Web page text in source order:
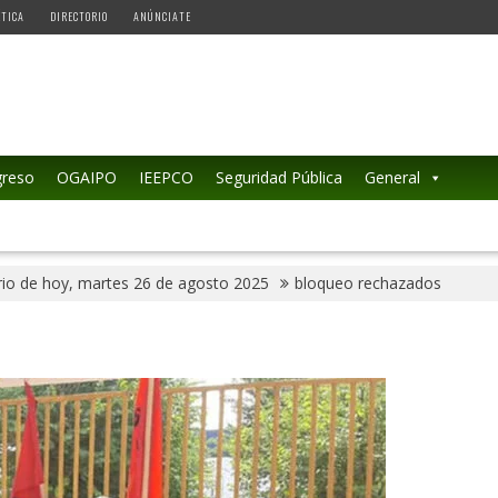
DIRECTORIO ANÚNCIATE
OGAIPO IEEPCO Seguridad Pública General
de hoy, martes 26 de agosto 2025 bloqueo rechazados